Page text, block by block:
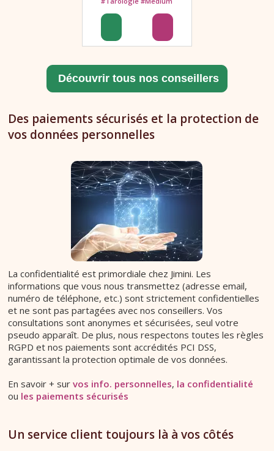
Des paiements sécurisés et la protection de
vos données personnelles
La confidentialité est primordiale chez Jimini. Les
informations que vous nous transmettez (adresse email,
numéro de téléphone, etc.) sont strictement confidentielles
et ne sont pas partagées avec nos conseillers. Vos
consultations sont anonymes et sécurisées, seul votre
pseudo apparaît. De plus, nous respectons toutes les règles
RGPD et nos paiements sont accrédités PCI DSS,
garantissant la protection optimale de vos données.
En savoir + survos info. personnelles, la confidentialité
ou les paiements sécurisés
Un service client toujours là à vos côtés